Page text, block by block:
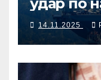
14.11.2025